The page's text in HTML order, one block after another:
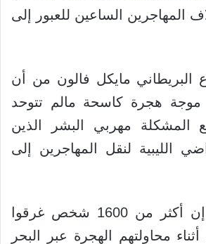
المهاجرين الساعين للعبور إلى
البريطاني مايكل فالون من أن
موجة هجرة كاسحة مالم تتوحد
المشكلة مهربي البشر الذين
الليبية لنقل المهاجرين إلى
وتقول تقديرات إن أكثر من 1600 شخص غرقوا
محاولتهم الهجرة عبر البحر